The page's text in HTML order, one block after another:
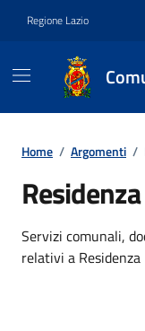
Regione Lazio
Home / Argomenti /
Residenza
Dettagli
Servizi comunali,
relativi a Residenza